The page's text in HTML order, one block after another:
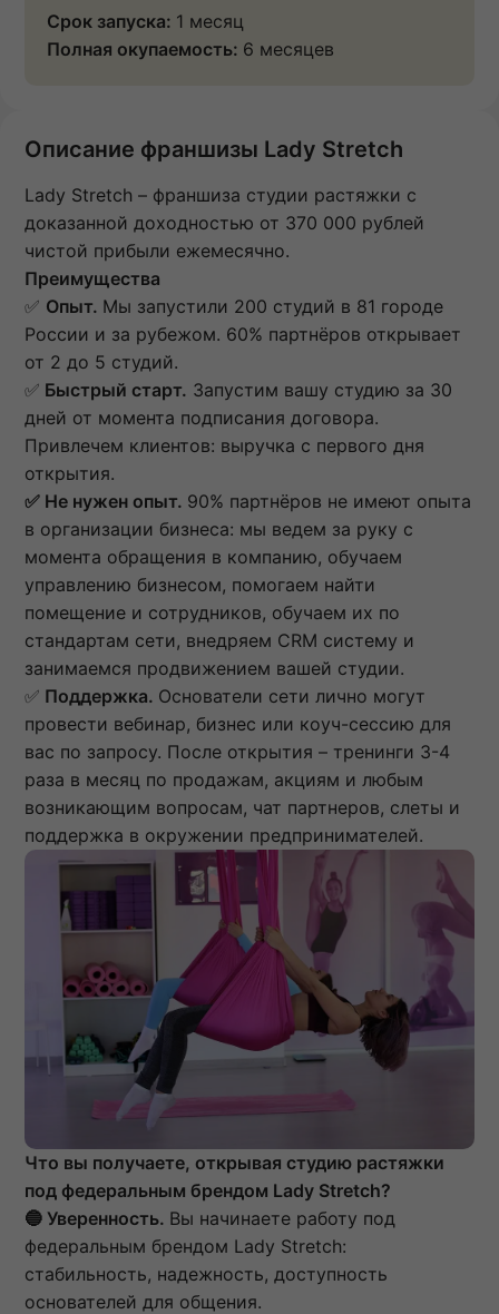
Срок запуска: 1 месяц
Полная окупаемость: 6 месяцев
Описание франшизы Lady Stretch
Lady Stretch – франшиза студии растяжки с
доказанной доходностью от 370 000 рублей
чистой прибыли ежемесячно.
Преимущества
✅ Опыт. Мы запустили 200 студий в 81 городе
России и за рубежом. 60% партнёров открывает
от 2 до 5 студий.
✅ Быстрый старт. Запустим вашу студию за 30
дней от момента подписания договора.
Привлечем клиентов: выручка с первого дня
открытия.
✅ Не нужен опыт. 90% партнёров не имеют опыта
в организации бизнеса: мы ведем за руку с
момента обращения в компанию, обучаем
управлению бизнесом, помогаем найти
помещение и сотрудников, обучаем их по
стандартам сети, внедряем CRM систему и
занимаемся продвижением вашей студии.
✅ Поддержка. Основатели сети лично могут
провести вебинар, бизнес или коуч-сессию для
вас по запросу. После открытия – тренинги 3-4
раза в месяц по продажам, акциям и любым
возникающим вопросам, чат партнеров, слеты и
поддержка в окружении предпринимателей.
Что вы получаете, открывая студию растяжки
под федеральным брендом Lady Stretch?
🔵 Уверенность. Вы начинаете работу под
федеральным брендом Lady Stretch:
стабильность, надежность, доступность
основателей для общения.